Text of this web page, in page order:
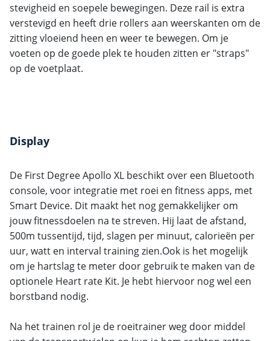
stevigheid en soepele bewegingen. Deze rail is extra
verstevigd en heeft drie rollers aan weerskanten om de
zitting vloeiend heen en weer te bewegen. Om je
voeten op de goede plek te houden zitten er "straps"
op de voetplaat.
Display
De First Degree Apollo XL beschikt over een Bluetooth
console, voor integratie met roei en fitness apps, met
Smart Device. Dit maakt het nog gemakkelijker om
jouw fitnessdoelen na te streven. Hij laat de afstand,
500m tussentijd, tijd, slagen per minuut, calorieën per
uur, watt en interval training zien.Ook is het mogelijk
om je hartslag te meter door gebruik te maken van de
optionele Heart rate Kit. Je hebt hiervoor nog wel een
borstband nodig.
Na het trainen rol je de roeitrainer weg door middel